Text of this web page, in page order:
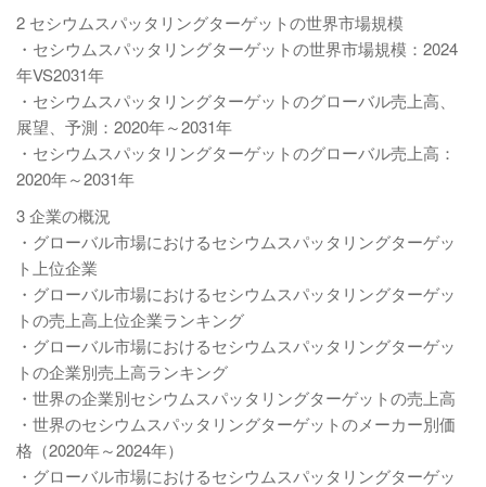
2 セシウムスパッタリングターゲットの世界市場規模
・セシウムスパッタリングターゲットの世界市場規模：2024
年VS2031年
・セシウムスパッタリングターゲットのグローバル売上高、
展望、予測：2020年～2031年
・セシウムスパッタリングターゲットのグローバル売上高：
2020年～2031年
3 企業の概況
・グローバル市場におけるセシウムスパッタリングターゲッ
ト上位企業
・グローバル市場におけるセシウムスパッタリングターゲッ
トの売上高上位企業ランキング
・グローバル市場におけるセシウムスパッタリングターゲッ
トの企業別売上高ランキング
・世界の企業別セシウムスパッタリングターゲットの売上高
・世界のセシウムスパッタリングターゲットのメーカー別価
格（2020年～2024年）
・グローバル市場におけるセシウムスパッタリングターゲッ